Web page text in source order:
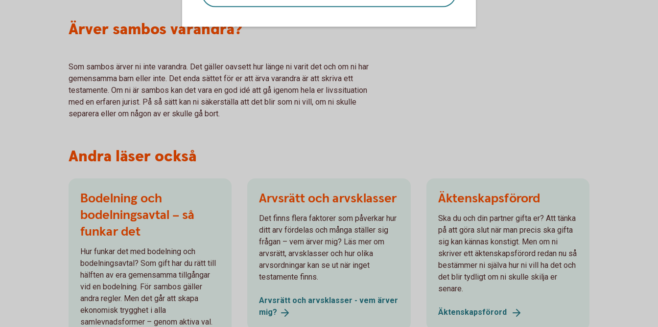
Ärver sambos varandra?
Som sambos ärver ni inte varandra. Det gäller oavsett hur länge ni varit det och om ni har
gemensamma barn eller inte. Det enda sättet för er att ärva varandra är att skriva ett
testamente. Om ni är sambos kan det vara en god idé att gå igenom hela er livssituation
med en erfaren jurist. På så sätt kan ni säkerställa att det blir som ni vill, om ni skulle
separera eller om någon av er skulle gå bort.
Andra läser också
Bodelning och
bodelningsavtal – så
funkar det
Hur funkar det med bodelning och
bodelningsavtal? Som gift har du rätt till
hälften av era gemensamma tillgångar
vid en bodelning. För sambos gäller
andra regler. Men det går att skapa
ekonomisk trygghet i alla
samlevnadsformer – genom aktiva val.
Arvsrätt och arvsklasser
Det finns flera faktorer som påverkar hur
ditt arv fördelas och många ställer sig
frågan – vem ärver mig? Läs mer om
arvsrätt, arvsklasser och hur olika
arvsordningar kan se ut när inget
testamente finns.
Arvsrätt och arvsklasser - vem ärver
mig?
Äktenskapsförord
Ska du och din partner gifta er? Att tänka
på att göra slut när man precis ska gifta
sig kan kännas konstigt. Men om ni
skriver ett äktenskapsförord redan nu så
bestämmer ni själva hur ni vill ha det och
det blir tydligt om ni skulle skilja er
senare.
Äktenskapsförord